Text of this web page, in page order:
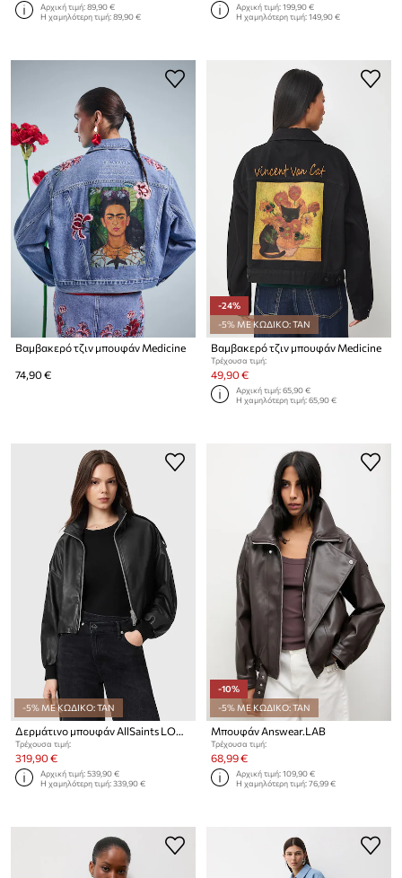
Αρχική τιμή:89,90 €
Η χαμηλότερη τιμή:89,90 €
Αρχική τιμή:199,90 €
Η χαμηλότερη τιμή:149,90 €
Βαμβακερό τζιν μπουφάν Medicine
74,90 €
-24%
-5% ΜΕ ΚΩΔΙΚΟ: TAN
Βαμβακερό τζιν μπουφάν Medicine
Τρέχουσα τιμή:
49,90 €
Αρχική τιμή:65,90 €
Η χαμηλότερη τιμή:65,90 €
-5% ΜΕ ΚΩΔΙΚΟ: TAN
Δερμάτινο μπουφάν AllSaints LOWDEN
Τρέχουσα τιμή:
319,90 €
Αρχική τιμή:539,90 €
Η χαμηλότερη τιμή:339,90 €
-10%
-5% ΜΕ ΚΩΔΙΚΟ: TAN
Μπουφάν Answear.LAB
Τρέχουσα τιμή:
68,99 €
Αρχική τιμή:109,90 €
Η χαμηλότερη τιμή:76,99 €